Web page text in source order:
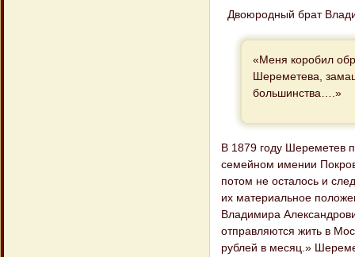
Двоюродный брат
«Меня коробил
Шереметева,
большинства….»
В 1879 году Шереметев
семейном имении
потом не осталось и
их материальное
Владимира
отправляются жить в
рублей в месяц.»